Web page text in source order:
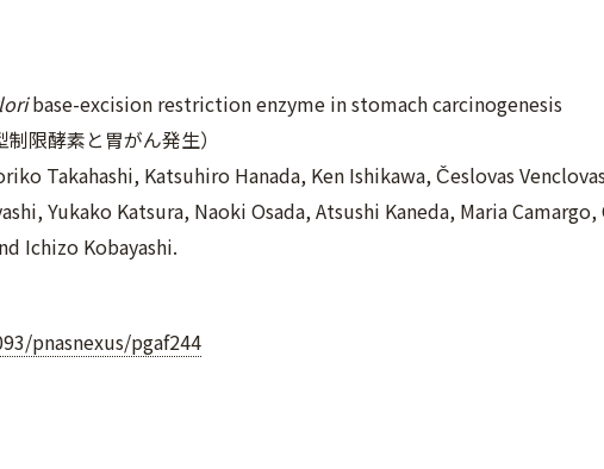
base-excision restriction enzyme in stomach carcinogenesis
限酵素と胃がん発生）
Takahashi, Katsuhiro Hanada, Ken Ishikawa, Česlovas
Yukako Katsura, Naoki Osada, Atsushi Kaneda, Maria
Ichizo Kobayashi.
pnasnexus/pgaf244